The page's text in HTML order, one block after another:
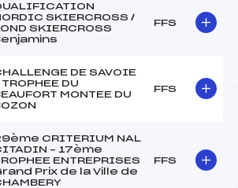
SKIERCROSS /
SKIERCROSS
FFS
DE SAVOIE
TROPHEE DU
MONTEE DU
FFS
CRITERIUM NAL
– 17ème
ENTREPRISES
Prix de la Ville de
FFS